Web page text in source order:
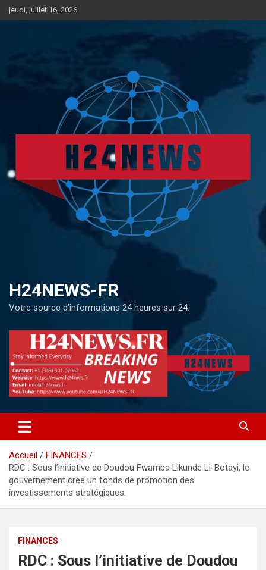
Aller
au
jeudi, juillet 16, 2026
H24NEWS-FR
Votre source d'informations 24 heures sur 24.
Accueil
FINANCES
RDC : Sous l’initiative de Doudou Fwamba Likunde Li-Botayi, le
gouvernement crée un fonds de promotion des
investissements stratégiques.
FINANCES
RDC : Sous l’initiative de Doudou